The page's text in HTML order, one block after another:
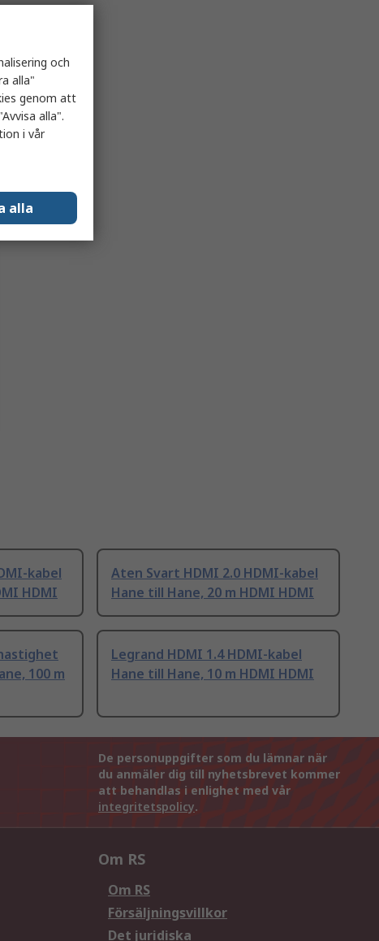
kabel
HDMI
Aten Svart HDMI 2.0 HDMI-kabel
Hane till Hane, 20 m HDMI HDMI
100 m
Legrand HDMI 1.4 HDMI-kabel
Hane till Hane, 10 m HDMI HDMI
De personuppgifter som du lämnar när
du anmäler dig till nyhetsbrevet kommer
att behandlas i enlighet med vår
integritetspolicy.
Om RS
Om RS
Försäljningsvillkor
Det juridiska
och
alla"
genom att
alla".
i vår
alla